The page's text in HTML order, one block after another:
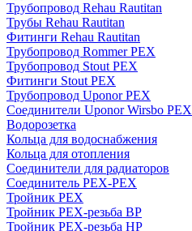
Трубопровод Rehau Rautitan
Трубы Rehau Rautitan
Фитинги Rehau Rautitan
Трубопровод Rommer PEX
Трубопровод Stout PEX
Фитинги Stout PEX
Трубопровод Uponor PEX
Соединители Uponor Wirsbo PEX
Водорозетка
Кольца для водоснабжения
Кольца для отопления
Соединители для радиаторов
Соединитель PEX-PEX
Тройник PEX
Тройник PEX-резьба ВР
Тройник PEX-резьба НР